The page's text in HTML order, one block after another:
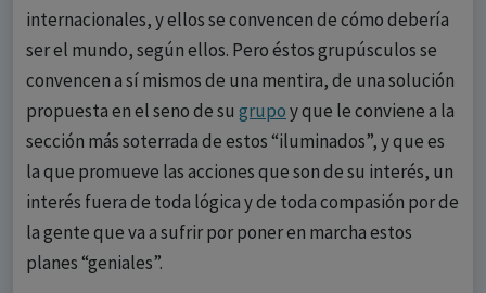
internacionales, y ellos se convencen de cómo debería
ser el mundo, según ellos. Pero éstos grupúsculos se
convencen a sí mismos de una mentira, de una solución
propuesta en el seno de su grupoy que le conviene a la
sección más soterrada de estos “iluminados”, y que es
la que promueve las acciones que son de su interés, un
interés fuera de toda lógica y de toda compasión por de
la gente que va a sufrir por poner en marcha estos
planes “geniales”.